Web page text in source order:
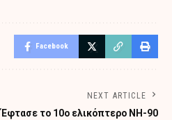
Facebook
NEXT ARTICLE
Έφτασε το 10ο ελικόπτερο ΝΗ-90